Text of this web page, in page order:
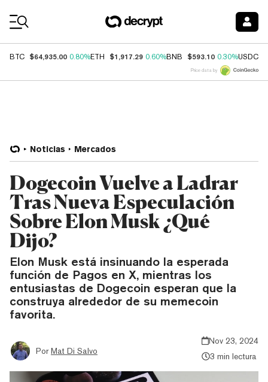
BTC $64,935.00 0.80%ETH $1,917.29 0.60%BNB $593.10 0.30%USDC
Price data by
Noticias Mercados
Dogecoin Vuelve a Ladrar
Tras Nueva Especulación
Sobre Elon Musk ¿Qué
Dijo?
Elon Musk está insinuando la esperada
función de Pagos en X, mientras los
entusiastas de Dogecoin esperan que la
construya alrededor de su memecoin
favorita.
Por Mat Di Salvo
Nov 23, 2024
3 min lectura